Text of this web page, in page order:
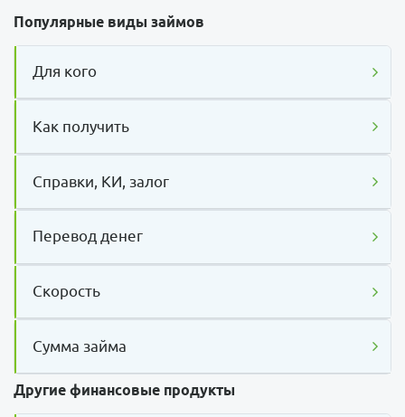
Популярные виды займов
Для кого
Как получить
Справки, КИ, залог
Перевод денег
Скорость
Сумма займа
Другие финансовые продукты